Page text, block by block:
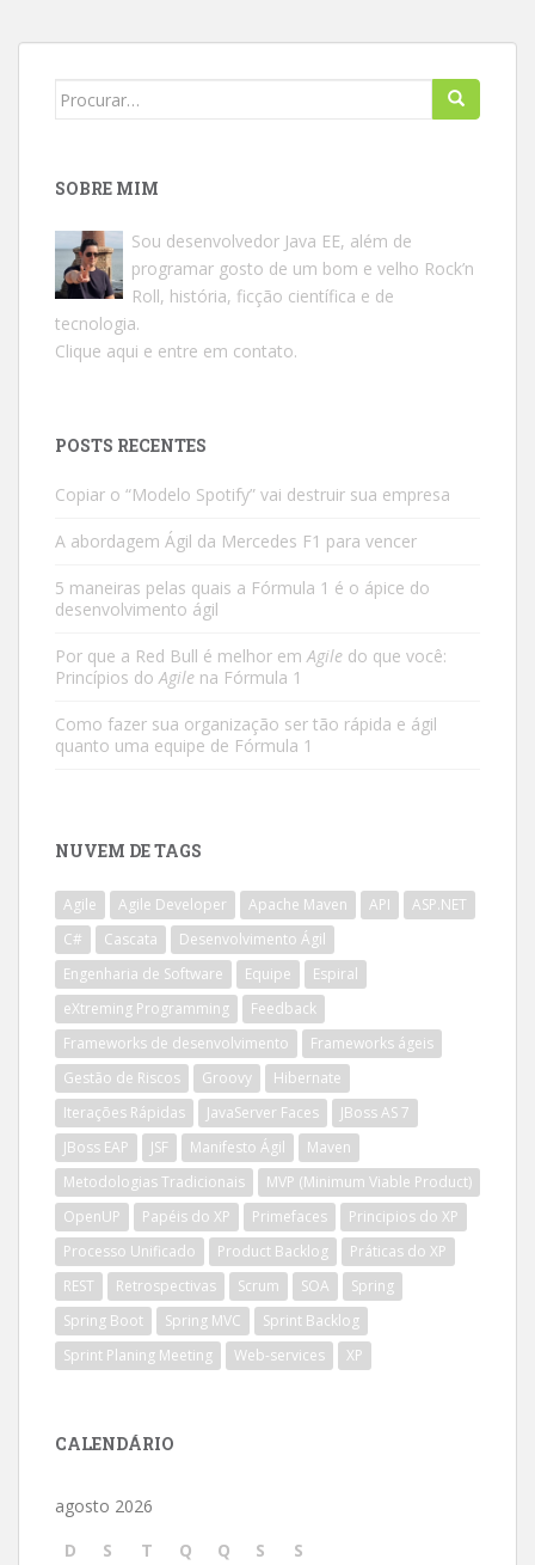
Search
SOBRE MIM
Sou desenvolvedor Java EE, além de
programar gosto de um bom e velho Rock’n
Roll, história, ficção científica e de
tecnologia.
Clique aqui e entre em contato.
POSTS RECENTES
Copiar o “Modelo Spotify” vai destruir sua empresa
A abordagem Ágil da Mercedes F1 para vencer
5 maneiras pelas quais a Fórmula 1 é o ápice do
desenvolvimento ágil
Por que a Red Bull é melhor emAgile do que você:
Princípios doAgile na Fórmula 1
Como fazer sua organização ser tão rápida e ágil
quanto uma equipe de Fórmula 1
NUVEM DE TAGS
Agile Agile Developer Apache Maven API
ASP.NET
C#
Cascata
Desenvolvimento Ágil
Engenharia de Software
Equipe
Espiral
eXtreming Programming
Feedback
Frameworks de desenvolvimento
Frameworks ágeis
Gestão de Riscos
Groovy
Hibernate
Iterações Rápidas
JavaServer Faces
JBoss AS 7
JBoss EAP
JSF Manifesto Ágil
Maven
Metodologias Tradicionais
MVP (Minimum Viable Product)
OpenUP
Papéis do XP Primefaces
Principios do XP
Processo Unificado
Product Backlog
Práticas do XP
REST
Retrospectivas Scrum SOA
Spring
Spring Boot
Spring MVC
Sprint Backlog
Sprint Planing Meeting
Web-services XP
CALENDÁRIO
agosto 2026
D
S T Q Q S
S